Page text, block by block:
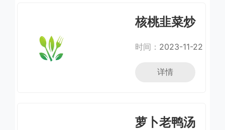
核桃韭菜炒
时间： 2023-11-22
详情
萝卜老鸭汤